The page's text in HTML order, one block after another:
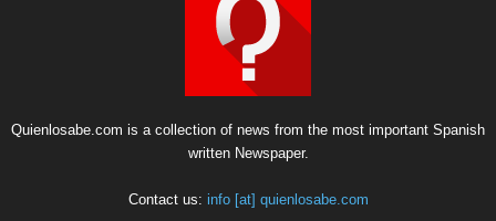
Quienlosabe.com is a collection of news from the most important Spanish
written Newspaper.
Contact us: info [at] quienlosabe.com